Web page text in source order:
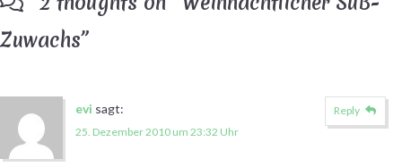
Zuwachs”
evi sagt:
25. Dezember 2010 um 23:32 Uhr
Reply